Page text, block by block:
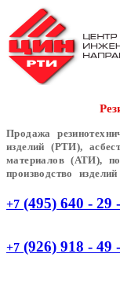
Продажа
изделий (РТИ),
материалов (АТИ),
производство изделий
+7 (495) 640 - 29
+7 (926) 918 - 49